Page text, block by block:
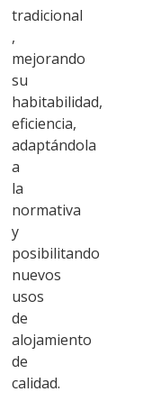
tradicional
,
mejorando
su
habitabilidad,
eficiencia,
adaptándola
a
la
normativa
y
posibilitando
nuevos
usos
de
alojamiento
de
calidad.